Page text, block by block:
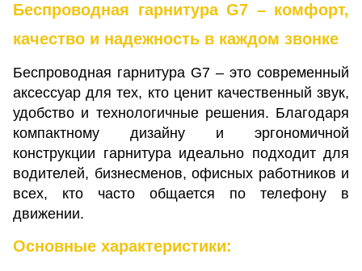
Беспроводная гарнитура G7 – комфорт,
качество и надежность в каждом звонке
Беспроводная гарнитура G7 – это современный
аксессуар для тех, кто ценит качественный звук,
удобство и технологичные решения. Благодаря
компактному дизайну и эргономичной
конструкции гарнитура идеально подходит для
водителей, бизнесменов, офисных работников и
всех, кто часто общается по телефону в
движении.
Основные характеристики: